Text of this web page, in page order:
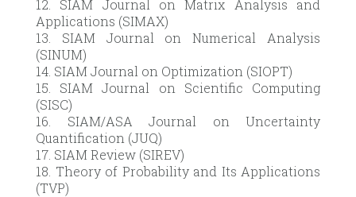
12. SIAM Journal on Matrix Analysis and
Applications (SIMAX)
13. SIAM Journal on Numerical Analysis
(SINUM)
14. SIAM Journal on Optimization (SIOPT)
15. SIAM Journal on Scientific Computing
(SISC)
16. SIAM/ASA Journal on Uncertainty
Quantification (JUQ)
17. SIAM Review (SIREV)
18. Theory of Probability and Its Applications
(TVP)